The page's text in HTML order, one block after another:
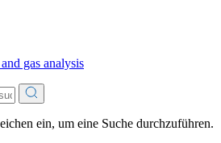
gas analysis
ein, um eine Suche durchzuführen.